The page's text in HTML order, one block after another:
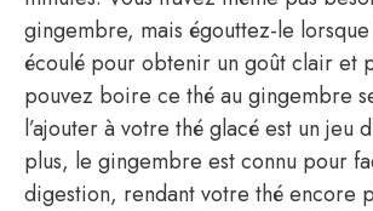
gingembre, mais égouttez-le
écoulé pour obtenir un goût clair et
pouvez boire ce thé au gingembre
l’ajouter à votre thé glacé est un jeu
plus, le gingembre est connu pour
digestion, rendant votre thé encore